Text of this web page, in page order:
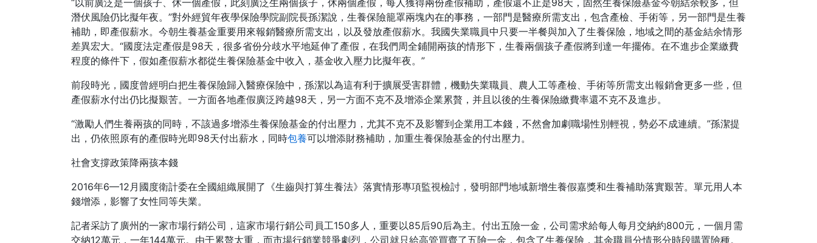
“以前廣泛是一個孩子、休一個產假，此刻廣泛生兩個孩子，休兩個產假，每人獲得兩份產假補助，產假還不止是98天，固然生養保險基金今朝結余較多，但
潛伏風險仍比擬年夜。”對外經貿年夜學保險學院副院長孫潔說，生養保險籠罩兩塊內在的事務，一部門是醫療所需支出，包含產檢、手術等，另一部門是生養
補助，即產假薪水。今朝生養基金重要用來報銷醫療所需支出，以及發放產假薪水。我國失業職員中只要一半餐與加入了生養保險，地域之間的基金結余情形
差異宏大。“國度法定產假是98天，很多省份分歧水平地延伸了產假，在我們周全鋪開兩孩的情形下，生養兩個孩子產假將到達一年擺佈。在不進步企業繳費
程度的條件下，假如產假薪水都從生養保險基金中收入，基金收入壓力比擬年夜。”
前段時光，國度曾經明白把生養保險歸入醫療保險中，孫潔以為這有利于擴展受害群體，機動失業職員、農人工等產檢、手術等所需支出報銷會更多一些，但
產假薪水付出仍比擬艱苦。一方面各地產假廣泛跨越98天，另一方面不克不及增添企業累贅，并且以後的生養保險繳費率還不克不及進步。
“激勵人們生養兩孩的同時，不該過多增添生養保險基金的付出壓力，尤其不克不及影響到企業用工本錢，不然會加劇職場性別輕視，勢必不成連續。”孫潔提
出，仍依照原有的產假時光即98天付出薪水，同時包養可以增添財務補助，加重生養保險基金的付出壓力。
社會支撐政策降兩孩本錢
2016年6—12月國度衛計委在全國組織展開了《生齒與打算生養法》落實情形專項監視檢討，發明部門地域新增生養假嘉獎和生養補助落實艱苦。單元用人本
錢增添，影響了女性同等失業。
記者采訪了廣州的一家市場行銷公司，這家市場行銷公司員工150多人，重要以85后90后為主。付出五險一金，公司需求給每人每月交納約800元，一個月需
交納12萬元，一年144萬元。由于累贅太重，而市場行銷業競爭劇烈，公司就只給高管買齊了五險一金，包含了生養保險，其余職員分情形分時段購置險種。